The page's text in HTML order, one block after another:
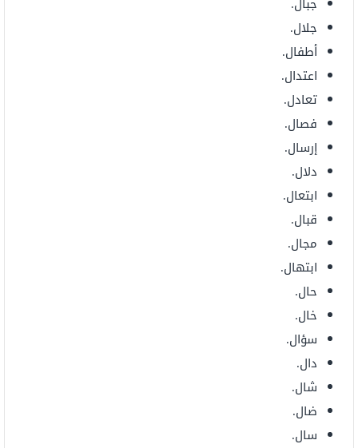
جلال.
أطفال.
اعتدال.
تعادل.
فصال.
إرسال.
دلال.
ابتعال.
قبال.
مجال.
ابتهال.
حال.
خال.
سؤال.
دال.
شال.
ضال.
سال.